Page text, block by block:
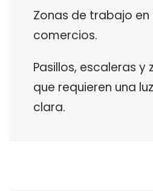
Zonas de trabajo
comercios.
Pasillos, escaleras y
que requieren una
clara.